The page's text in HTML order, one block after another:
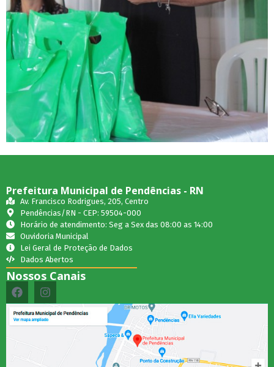
Prefeitura Municipal de Pendências - RN
Av. Francisco Rodrigues, 205, Centro
Pendências/RN - CEP: 59504-000
Horário de atendimento: Seg a Sex das 08:00 as 14:00
Ouvidoria Municipal
Lei Geral de Proteção de Dados
Dados Abertos
Nossos Canais